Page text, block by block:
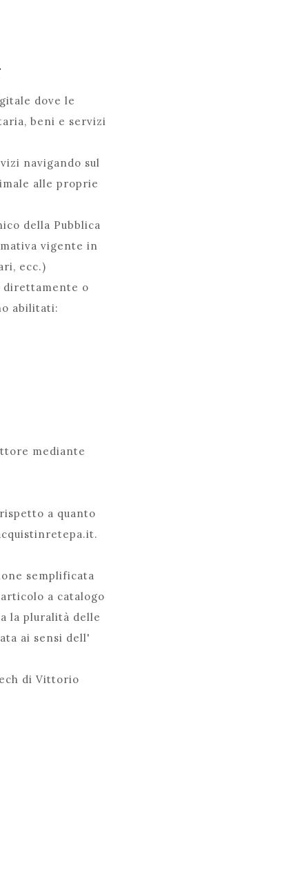
dove le
beni e servizi
navigando sul
alle proprie
della Pubblica
vigente in
ecc.)
direttamente o
abilitati:
mediante
a quanto
semplificata
a catalogo
la pluralità delle
ai sensi dell'
di Vittorio